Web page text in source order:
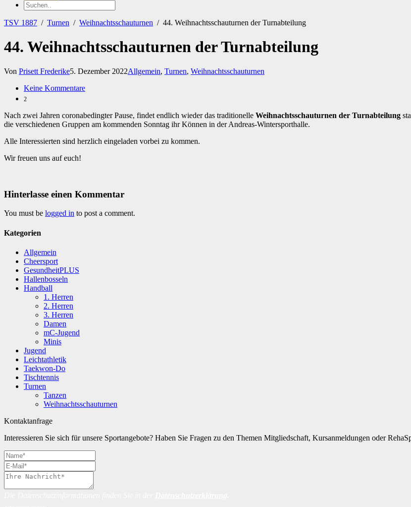
TSV 1887 / Turnen / Weihnachtsschauturnen / 44. Weihnachtsschauturnen der Turnabteilung
44. Weihnachtsschauturnen der Turnabteilung
Von Prisett Frederike5. Dezember 2022Allgemein, Turnen, Weihnachtsschauturnen
Keine Kommentare
2
Nach zwei Jahren coronabedingter Pause, findet endlich wieder das traditionelle Weihnachtsschauturnen der Turnabteilung
die verschiedenen Gruppen am kommenden Sonntag ihr Können in der Andreas-Wintersporthalle.
Alle Interessierten sind herzlich eingeladen vorbei zu kommen.
Wir freuen uns auf euch!
Hinterlasse einen Kommentar
You must be logged in to post a comment.
Kategorien
Allgemein
Cheersport
GesundheitPLUS
Hallenbosseln
Handball
1. Herren
2. Herren
3. Herren
Damen
mC-Jugend
Minis
Jugend
Leichtathletik
Taekwon-Do
Tischtennis
Turnen
Tanzen
Weihnachtsschauturnen
Kontaktanfrage
Interessieren Sie sich für unsere Sportangebote? Haben Sie Fragen zu den Themen Mitgliedschaft, Kursanmeldungen oder